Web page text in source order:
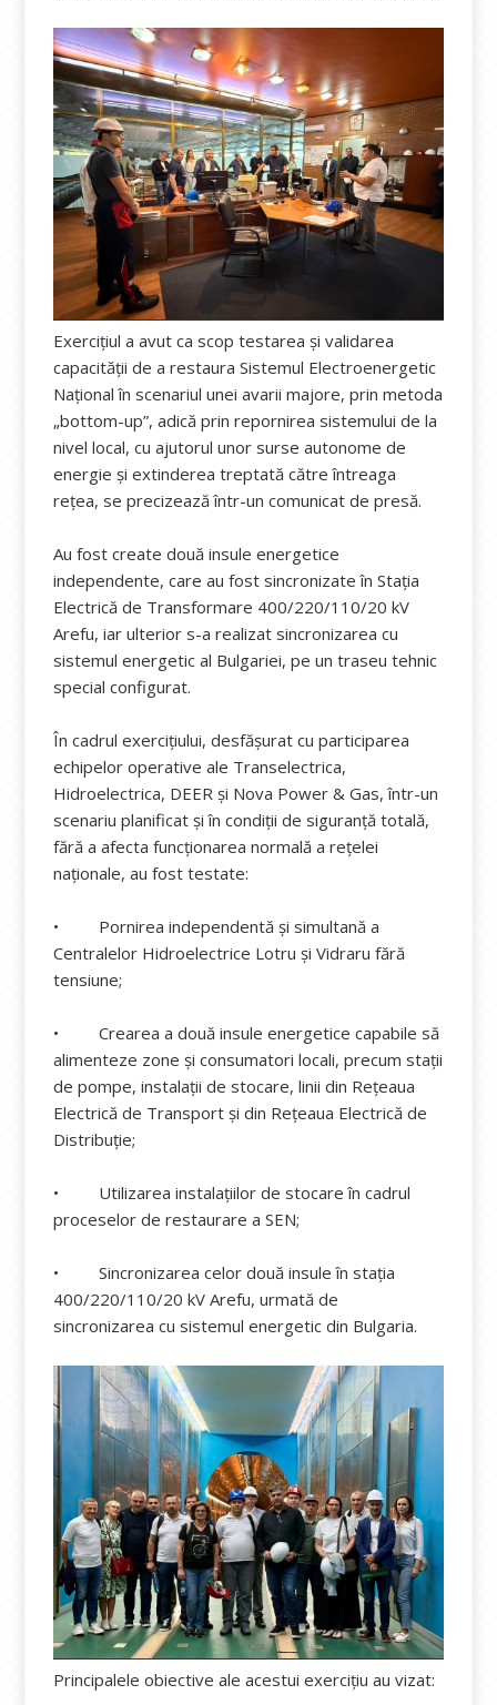
Exercițiul a avut ca scop testarea și validarea
capacității de a restaura Sistemul Electroenergetic
Național în scenariul unei avarii majore, prin metoda
„bottom-up”, adică prin repornirea sistemului de la
nivel local, cu ajutorul unor surse autonome de
energie și extinderea treptată către întreaga
rețea, se precizează într-un comunicat de presă.
Au fost create două insule energetice
independente, care au fost sincronizate în Stația
Electrică de Transformare 400/220/110/20 kV
Arefu, iar ulterior s-a realizat sincronizarea cu
sistemul energetic al Bulgariei, pe un traseu tehnic
special configurat.
În cadrul exercițiului, desfășurat cu participarea
echipelor operative ale Transelectrica,
Hidroelectrica, DEER și Nova Power & Gas, într-un
scenariu planificat și în condiții de siguranță totală,
fără a afecta funcționarea normală a rețelei
naționale, au fost testate:
• Pornirea independentă și simultană a
Centralelor Hidroelectrice Lotru și Vidraru fără
tensiune;
• Crearea a două insule energetice capabile să
alimenteze zone și consumatori locali, precum stații
de pompe, instalații de stocare, linii din Rețeaua
Electrică de Transport și din Rețeaua Electrică de
Distribuție;
• Utilizarea instalațiilor de stocare în cadrul
proceselor de restaurare a SEN;
• Sincronizarea celor două insule în stația
400/220/110/20 kV Arefu, urmată de
sincronizarea cu sistemul energetic din Bulgaria.
Principalele obiective ale acestui exercițiu au vizat: